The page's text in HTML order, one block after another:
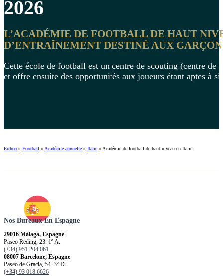
2026
L’ACADÉMIE DE FOOTBALL DE HAUT
D’ENTRAÎNEMENT DESTINÉ AUX
Cette école de football est un centre de scouting (centre
et offre ensuite des opportunités aux joueurs étant aptes à
Ertheo » Football » Académie annuelle » Italie » Académie de football de haut niveau en Italie
Nos Bureaux En Espagne
29016 Málaga, Espagne
Paseo Reding, 23. 1º A.
(+34) 951 204 061
08007 Barcelone, Espagne
Paseo de Gracia, 54. 3º D.
(+34) 93 018 6626